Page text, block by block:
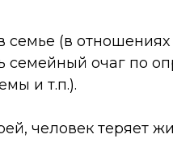
семье (в
семейный очаг по
и т.п.).
человек теряет